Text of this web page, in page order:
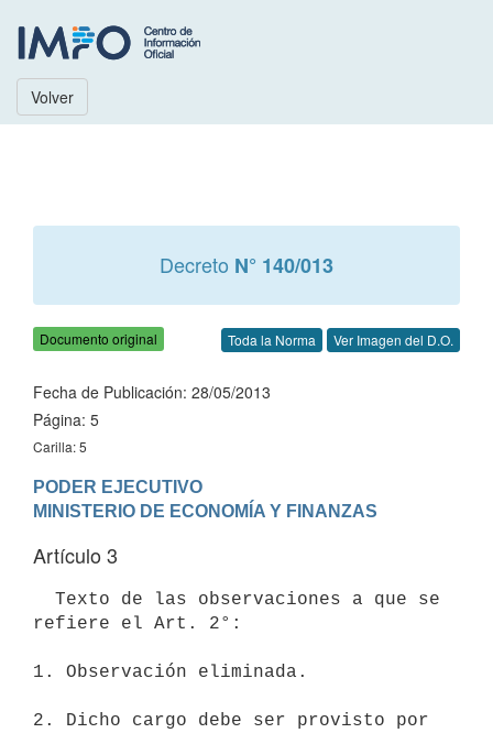
Volver
Decreto N° 140/013
Documento original Toda la Norma Ver Imagen del D.O.
Fecha de Publicación: 28/05/2013
Página: 5
Carilla: 5
PODER EJECUTIVO
Artículo 3
refiere el Art. 2°:
1. Observación eliminada.
2. Dicho cargo debe ser provisto por